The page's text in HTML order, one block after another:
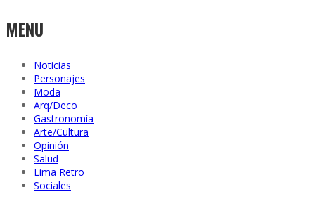
MENU
Noticias
Personajes
Moda
Arq/Deco
Gastronomía
Arte/Cultura
Opinión
Salud
Lima Retro
Sociales